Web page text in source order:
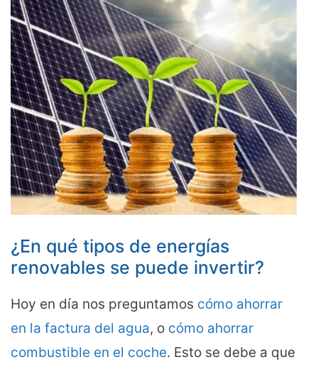
¿En qué tipos de energías
renovables se puede invertir?
Hoy en día nos preguntamos cómo ahorrar
en la factura del agua, o cómo ahorrar
combustible en el coche. Esto se debe a que